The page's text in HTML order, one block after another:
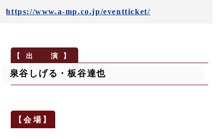
https://www.a-mp.co.jp/eventticket/
泉谷しげる・板谷達也